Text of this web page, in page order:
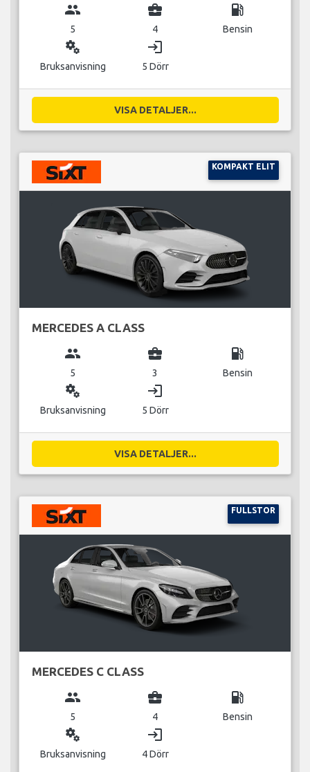
group
5
business_center
4
local_gas_station
Bensin
miscellaneous_services
Bruksanvisning
login
5 Dörr
VISA DETALJER...
KOMPAKT ELIT
MERCEDES A CLASS
group
5
business_center
3
local_gas_station
Bensin
miscellaneous_services
Bruksanvisning
login
5 Dörr
VISA DETALJER...
FULLSTOR
MERCEDES C CLASS
group
5
business_center
4
local_gas_station
Bensin
miscellaneous_services
Bruksanvisning
login
4 Dörr